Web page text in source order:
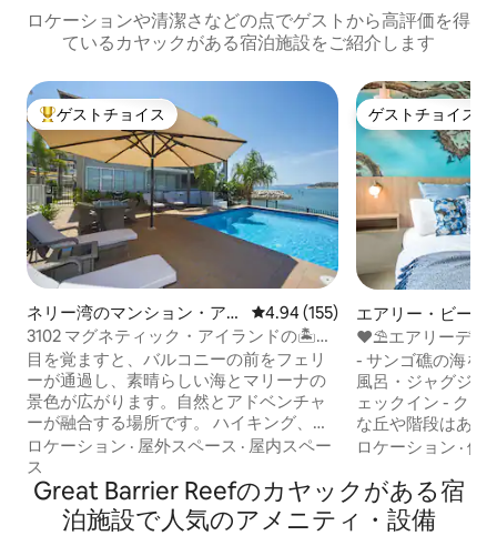
ロケーションや清潔さなどの点でゲストから高評価を得
ているカヤックがある宿泊施設をご紹介します
大好評のゲストチョイスです。
ゲストチョイス
ネリー湾のマンション・アパ
ート
レビュー155件、5つ星中4.94つ
4.94 (155)
3102 マグネティック・アイランドの🏝素
晴らしいオーシャンフロントの豪華なお
部屋
目を覚ますと、バルコニーの前をフェリ
ーが通過し、素晴らしい海とマリーナの
景色が広がります。自然とアドベンチャ
ーが融合する場所です。 ハイキング、シ
ュノーケリング、ブッシュウォーキン
グ、カヤック、ゴルフ、ローンボウル、
さらにはヒキガエルレースまで、さまざ
まなアクティビティをお楽しみくださ
ロケーション · 屋外スペース · 屋内スペー
ス
ゲストチョイス
ゲストチョイス
エアリー・ビーチ
ョン・アパート
❤️⛱️エアリーディ
⭐5分 フェリー／
- サンゴ礁の海を
風呂・ジャグジー
ェックイン - クイーンサイズ・ベッド 急
な丘や階段はあり
チでは稀です！！
イハウンドバスが
ミナルまで徒歩5
ます。 無料Wi-Fi & Netflix ネスプレッソ
ロケーション ·価
Great Barrier Reefのカヤックがある宿
泊施設で人気のアメニティ・設備